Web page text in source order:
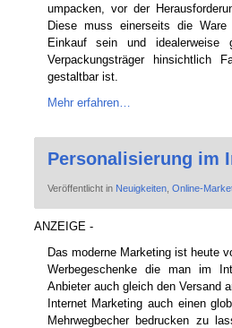
umpacken, vor der
Diese muss einerseits die
Einkauf sein und
Verpackungsträger hinsichtlich
gestaltbar ist.
Mehr erfahren…
Personalisierung im
Veröffentlicht in Neuigkeiten, Online-
ANZEIGE -
Das moderne Marketing ist heute
Werbegeschenke die man im
Anbieter auch gleich den Versand
Internet Marketing auch einen
Mehrwegbecher bedrucken zu